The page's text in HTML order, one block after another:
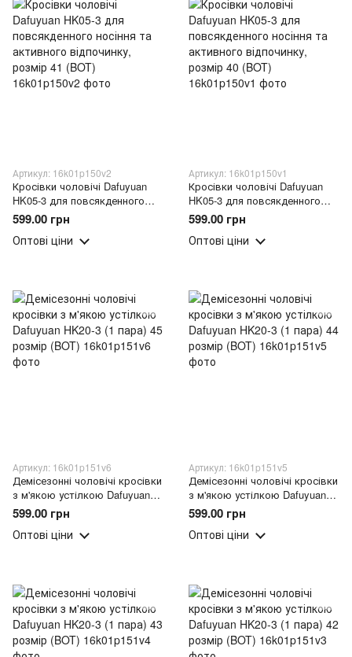
Артикул: 16k01p150v2
Кросівки чоловічі Dafuyuan
HK05-3 для повсякденного
носіння та активного
відпочинку, розмір 41 (BOT)
599.00 грн
Оптові ціни
Артикул: 16k01p150v1
Кросівки чоловічі Dafuyuan
HK05-3 для повсякденного
носіння та активного
відпочинку, розмір 40 (BOT)
599.00 грн
Оптові ціни
Артикул: 16k01p151v6
Демісезонні чоловічі кросівки
з м'якою устілкою Dafuyuan
HK20-3 (1 пара) 45 розмір
(BOT)
599.00 грн
Оптові ціни
Артикул: 16k01p151v5
Демісезонні чоловічі кросівки
з м'якою устілкою Dafuyuan
HK20-3 (1 пара) 44 розмір
(BOT)
599.00 грн
Оптові ціни